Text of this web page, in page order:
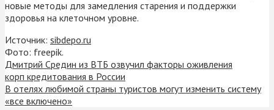
новые методы для замедления старения и поддержки
здоровья на клеточном уровне.
Источник: sibdepo.ru
Фото: freepik.
Дмитрий Средин из ВТБ озвучил факторы оживления
корп кредитования в России
В отелях любимой страны туристов могут изменить систему
«все включено»